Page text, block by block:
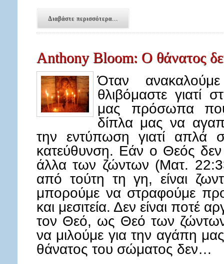
Διαβάστε περισσότερα...
Anthony Bloom: Ο θάνατος
Όταν
θλιβόμαστε γιατί
μας πρόσωπα
δίπλα μας να
την εντύπωση γιατί απλά
κατεύθυνση. Εάν ο Θεός
άλλα των ζώντων (Ματ.
από τούτη τη γη, είναι
μπορούμε να στραφούμε
και μεσιτεία. Δεν είναι ποτέ
τον Θεό, ως Θεό των
να μιλούμε για την αγάπη
θάνατος του σώματος δεν…